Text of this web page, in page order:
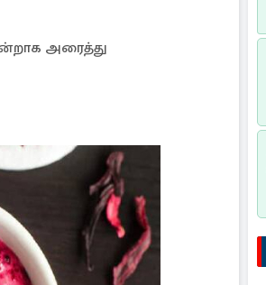
அரைத்து